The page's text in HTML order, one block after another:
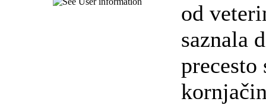
od
saznala